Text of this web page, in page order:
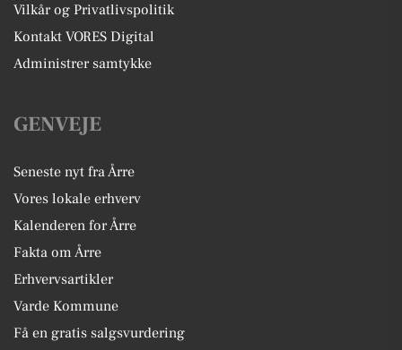
Vilkår og Privatlivspolitik
Kontakt VORES Digital
Administrer samtykke
GENVEJE
Seneste nyt fra Årre
Vores lokale erhverv
Kalenderen for Årre
Fakta om Årre
Erhvervsartikler
Varde Kommune
Få en gratis salgsvurdering